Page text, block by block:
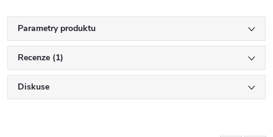
Parametry produktu
Recenze (1)
Diskuse